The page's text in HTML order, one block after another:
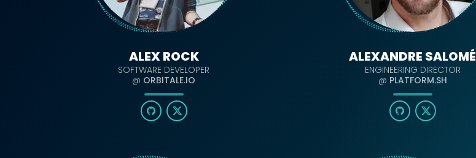
ALEX ROCK
SOFTWARE DEVELOPER
@ ORBITALE.IO
ALEXANDRE SALOMÉ
ENGINEERING DIRECTOR
@ PLATFORM.SH